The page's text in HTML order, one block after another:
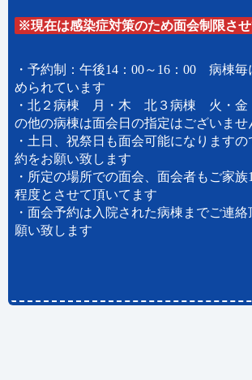
※現在は感染症対策のため面会制限さ
・予約制：午後14：00～16：00 病棟
められています
・北２病棟 月・木 北３病棟 火・
の他の病棟は面会日の指定はございませ
・土日、祝祭日も面会可能になります
約をお願い致します
・所定の場所での面会、面会者もご家族
程度とさせて頂いてます
・面会予約は入院された病棟までご連
願い致します